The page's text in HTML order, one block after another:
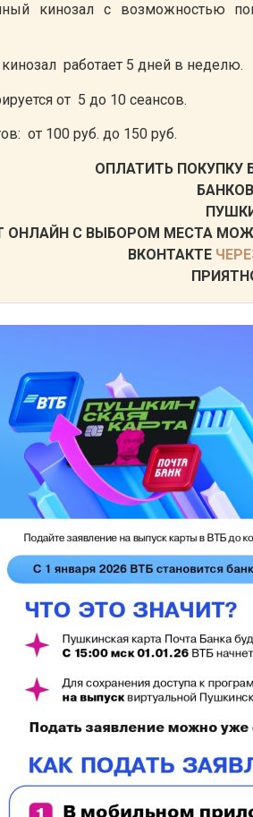
кинозал с возможностью
работает 5 дней в неделю.
от 5 до 10 сеансов.
от 100 руб. до 150 руб.
ОПЛАТИТЬ ПОКУПКУ
ОНЛАЙН С ВЫБОРОМ МЕСТА
ВКОНТАКТЕ